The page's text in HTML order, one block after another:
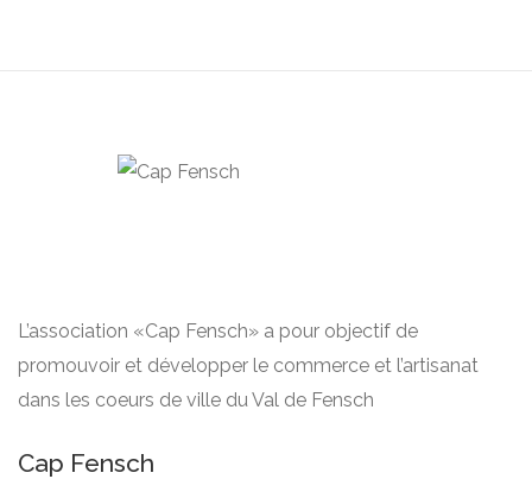
L’association «Cap Fensch» a pour objectif de
promouvoir et développer le commerce et l’artisanat
dans les coeurs de ville du Val de Fensch
Cap Fensch